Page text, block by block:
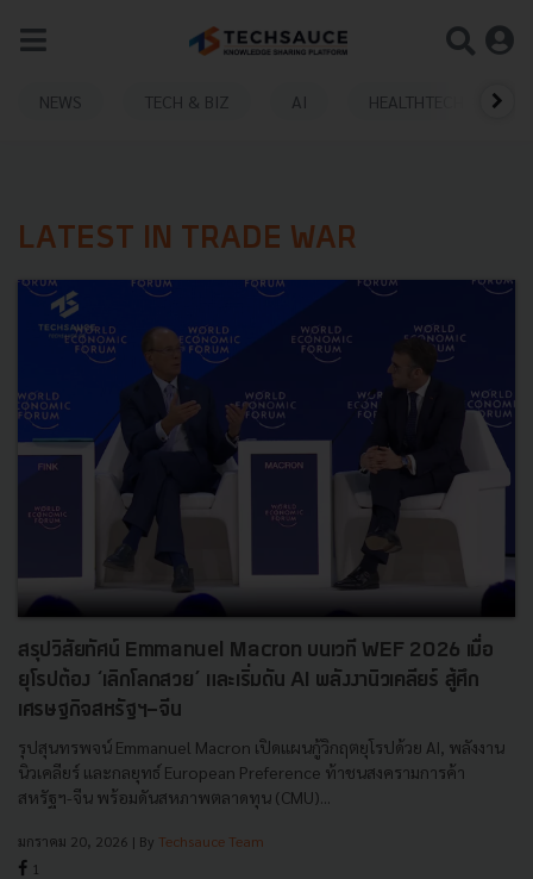
NEWS TECH & BIZ AI HEALTHTECH
LATEST IN TRADE WAR
สรุปวิสัยทัศน์ Emmanuel Macron บนเวที WEF 2026 เมื่อ
ยุโรปต้อง ‘เลิกโลกสวย’ และเริ่มดัน AI พลังงานิวเคลียร์ สู้ศึก
เศรษฐกิจสหรัฐฯ-จีน
รุปสุนทรพจน์ Emmanuel Macron เปิดแผนกู้วิกฤตยุโรปด้วย AI, พลังงาน
นิวเคลียร์ และกลยุทธ์ European Preference ท้าชนสงครามการค้า
สหรัฐฯ-จีน พร้อมดันสหภาพตลาดทุน (CMU)...
มกราคม 20, 2026 | By Techsauce Team
1